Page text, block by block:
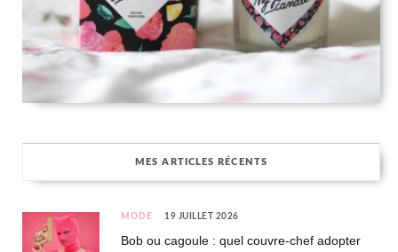
MES ARTICLES RÉCENTS
MODE 19 JUILLET 2026
Bob ou cagoule : quel couvre-chef adopter